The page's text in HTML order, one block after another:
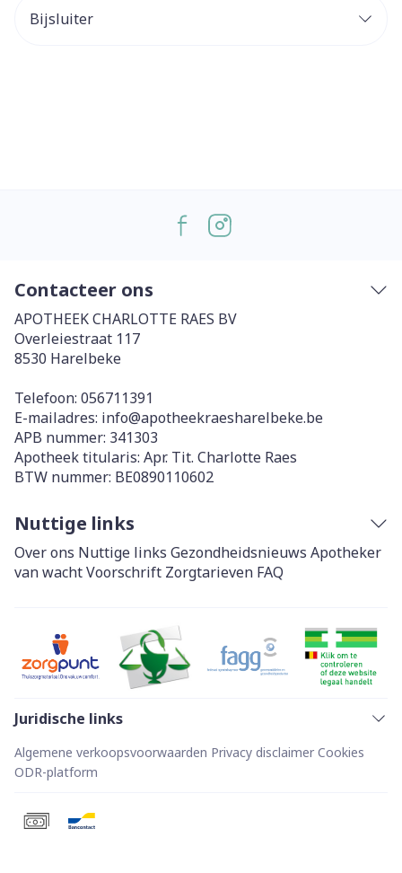
Bijsluiter
Contacteer ons
APOTHEEK CHARLOTTE RAES BV
Overleiestraat 117
8530 Harelbeke
Telefoon: 056711391
E-mailadres: info@apotheekraesharelbeke.be
APB nummer: 341303
Apotheek titularis: Apr. Tit. Charlotte Raes
BTW nummer: BE0890110602
Nuttige links
Over ons Nuttige links Gezondheidsnieuws Apotheker
van wachtVoorschrift Zorgtarieven FAQ
Juridische links
Algemene verkoopsvoorwaarden Privacy disclaimer Cookies
ODR-platform